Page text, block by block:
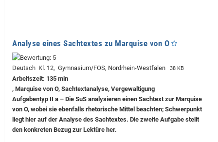
Analyse eines Sachtextes zu Marquise von O
Deutsch Kl. 12, Gymnasium/FOS, Nordrhein-Westfalen 38 KB
Arbeitszeit: 135 min
, Marquise von O, Sachtextanalyse, Vergewaltigung
Aufgabentyp II a – Die SuS analysieren einen Sachtext zur Marquise
von O, wobei sie ebenfalls rhetorische Mittel beachten; Schwerpunkt
liegt hier auf der Analyse des Sachtextes. Die zweite Aufgabe stellt
den konkreten Bezug zur Lektüre her.